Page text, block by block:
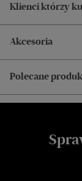
Klienci którzy
Akcesoria
Polecane